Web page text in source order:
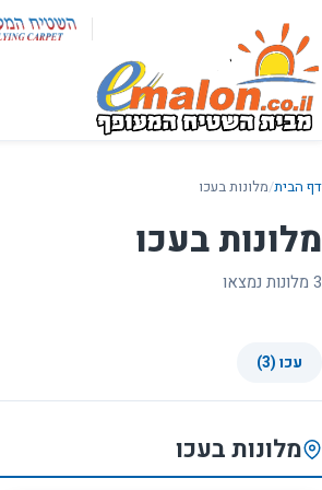
דף הבית/מלונות בעכו
מלונות בעכו
3 מלונות נמצאו
עכו (3)
מלונות בעכו